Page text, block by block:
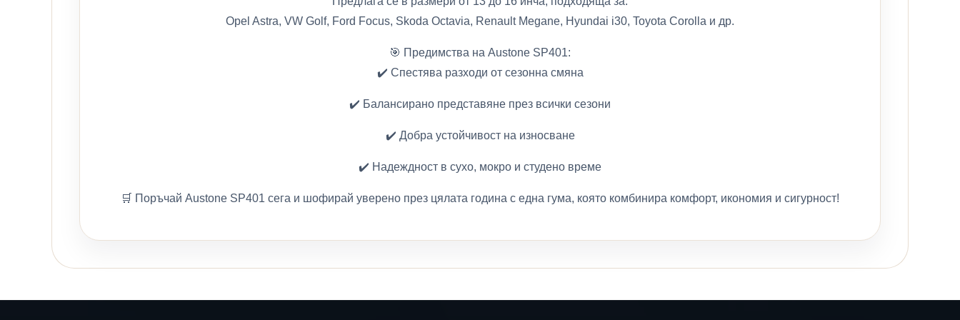
Opel Astra, VW Golf, Ford Focus, Skoda Octavia, Renault Megane, Hyundai i30, Toyota Corolla и др.
🎯 Предимства на Austone SP401:
✔️ Спестява разходи от сезонна смяна
✔️ Балансирано представяне през всички сезони
✔️ Добра устойчивост на износване
✔️ Надеждност в сухо, мокро и студено време
🛒 Поръчай Austone SP401 сега и шофирай уверено през цялата година с една гума, която комбинира комфорт, икономия и сигурност!